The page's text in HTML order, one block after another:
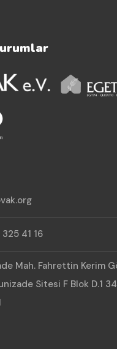
41 16
Mah. Fahrettin Kerim
Sitesi F Blok D.1